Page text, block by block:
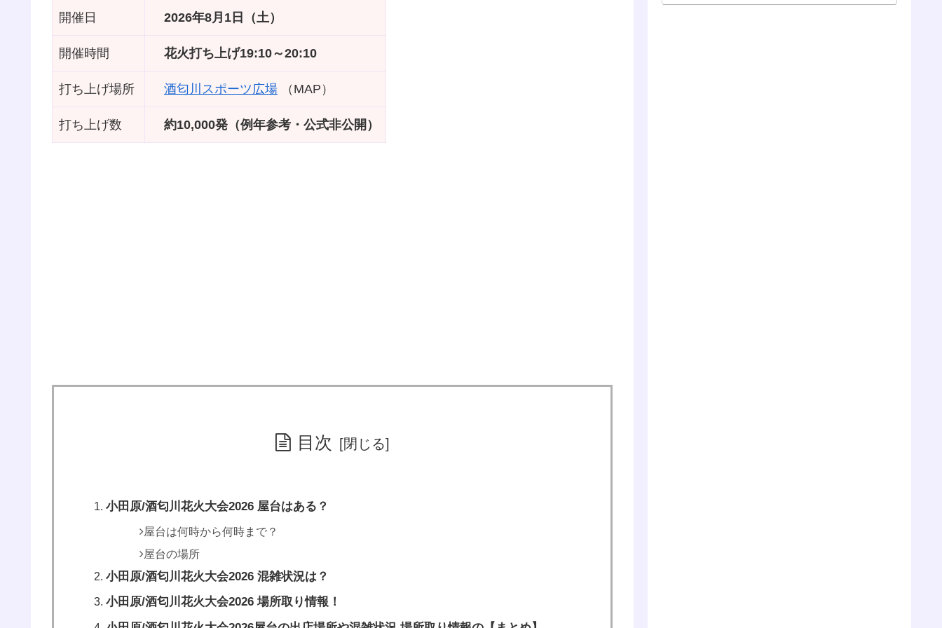
開催日 2026年8月1日（土）
開催時間 花火打ち上げ19:10～20:10
打ち上げ場所 酒匂川スポーツ広場 （MAP）
打ち上げ数 約10,000発（例年参考・公式非公開）
目次
小田原/酒匂川花火大会2026 屋台はある？
屋台は何時から何時まで？
屋台の場所
小田原/酒匂川花火大会2026 混雑状況は？
小田原/酒匂川花火大会2026 場所取り情報！